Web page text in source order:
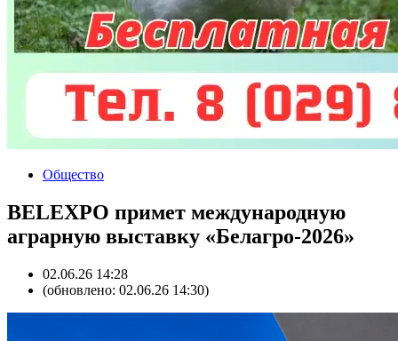
Общество
BELEXPO примет международную
аграрную выставку «Белагро-2026»
02.06.26 14:28
(обновлено: 02.06.26 14:30)